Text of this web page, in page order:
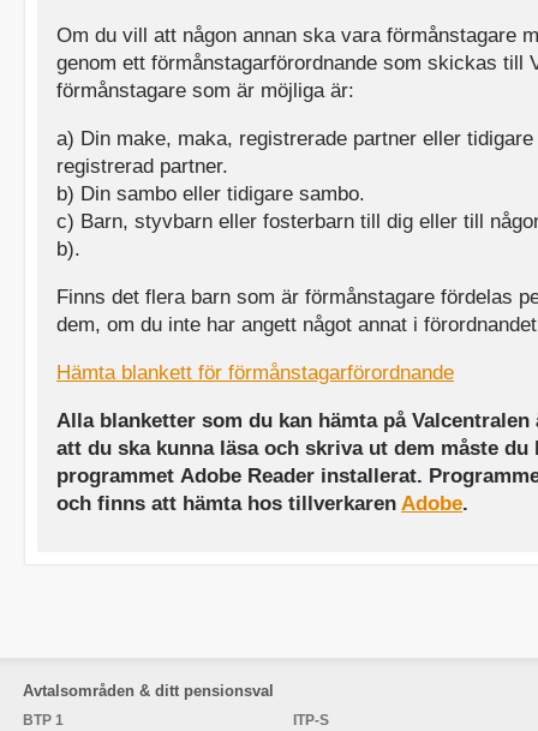
Om du vill att någon annan ska vara förmånstagare
genom ett förmånstagarförordnande som skickas till
förmånstagare som är möjliga är:
a) Din make, maka, registrerade partner eller
registrerad partner.
b) Din sambo eller tidigare sambo.
c) Barn, styvbarn eller fosterbarn till dig eller till
b).
Finns det flera barn som är förmånstagare fördelas
dem, om du inte har angett något annat i
Hämta blankett för förmånstagarförordnande
Alla blanketter som du kan hämta på
att du ska kunna läsa och skriva ut dem måste du
programmet Adobe Reader installerat.
och finns att hämta hos tillverkaren Adobe.
Avtalsområden & ditt pensionsval
BTP 1 ITP-S